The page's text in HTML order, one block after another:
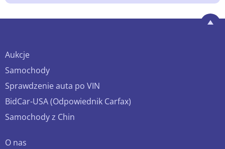
Aukcje
Samochody
Sprawdzenie auta po VIN
BidCar-USA (Odpowiednik Carfax)
Samochody z Chin
O nas